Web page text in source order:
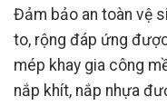
Đảm bảo an toàn vệ
to, rộng đáp ứng
mép khay gia công
nắp khít, nắp nhựa